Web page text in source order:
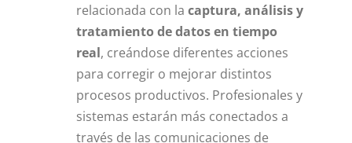
relacionada con la captura, análisis y
tratamiento de datos en tiempo
real, creándose diferentes acciones
para corregir o mejorar distintos
procesos productivos. Profesionales y
sistemas estarán más conectados a
través de las comunicaciones de